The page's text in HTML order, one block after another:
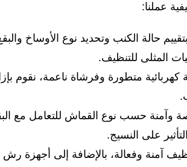
عملنا:
حالة الكنب وتحديد نوع الأوساخ
المثلى للتنظيف.
متطورة وفرشاة ناعمة، نقوم
حسب نوع القماش للتعامل مع
على النسيج.
آمنة وفعالة، بالإضافة إلى أجهزة